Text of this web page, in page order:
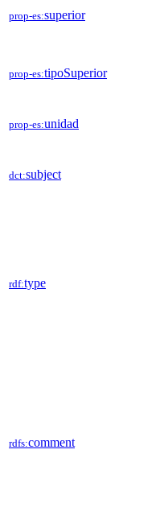
prop-es:superior
prop-es:tipoSuperior
prop-es:unidad
dct:subject
rdf:type
rdfs:comment